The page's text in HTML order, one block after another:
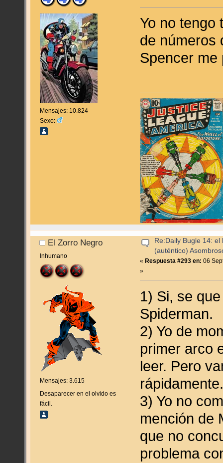
Mensajes: 10.824
Sexo:
Yo no tengo
de números
Spencer me
El Zorro Negro
Inhumano
Mensajes: 3.615
Desaparecer en el olvido es
fácil.
Re:Daily Bugle 14:
(auténtico)
« Respuesta #293 en: 06
»
1) Si, se
Spiderman.
2) Yo de
primer arco
leer. Pero
3) Yo no
mención de
que no
problema